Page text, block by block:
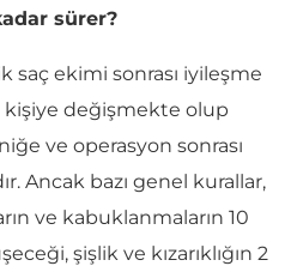
sürer?
saç ekimi sonrası iyileşme
kişiye değişmekte olup
ve operasyon sonrası
Ancak bazı genel kurallar,
ve kabuklanmaların 10
şişlik ve kızarıklığın 2